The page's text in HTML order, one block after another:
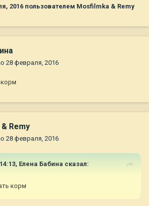
2016 пользователем Mosfilmka & Remy
28 февраля, 2016
корм
Remy
28 февраля, 2016
Елена Бабина сказал:
корм